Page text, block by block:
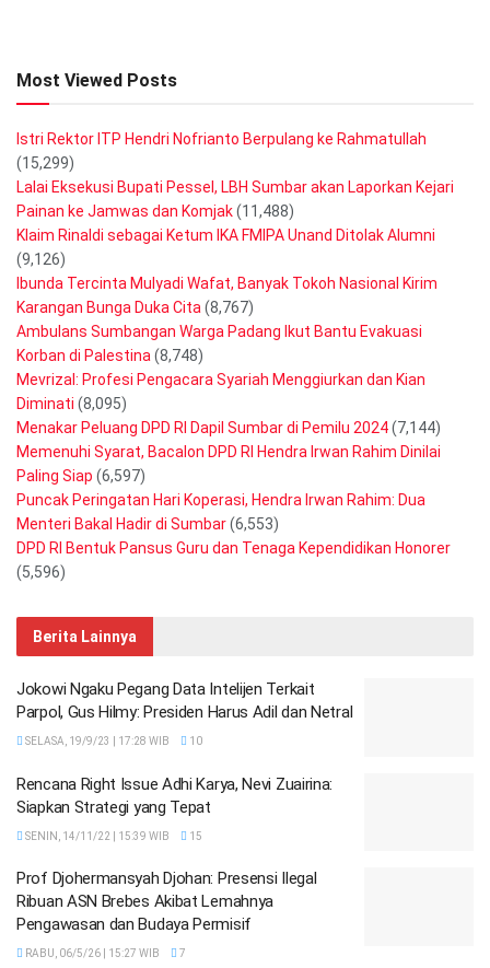
Most Viewed Posts
Istri Rektor ITP Hendri Nofrianto Berpulang ke Rahmatullah
(15,299)
Lalai Eksekusi Bupati Pessel, LBH Sumbar akan Laporkan Kejari
Painan ke Jamwas dan Komjak(11,488)
Klaim Rinaldi sebagai Ketum IKA FMIPA Unand Ditolak Alumni
(9,126)
Ibunda Tercinta Mulyadi Wafat, Banyak Tokoh Nasional Kirim
Karangan Bunga Duka Cita (8,767)
Ambulans Sumbangan Warga Padang Ikut Bantu Evakuasi
Korban di Palestina (8,748)
Mevrizal: Profesi Pengacara Syariah Menggiurkan dan Kian
Diminati (8,095)
Menakar Peluang DPD RI Dapil Sumbar di Pemilu 2024(7,144)
Memenuhi Syarat, Bacalon DPD RI Hendra Irwan Rahim Dinilai
Paling Siap (6,597)
Puncak Peringatan Hari Koperasi, Hendra Irwan Rahim: Dua
Menteri Bakal Hadir di Sumbar(6,553)
DPD RI Bentuk Pansus Guru dan Tenaga Kependidikan Honorer
(5,596)
Berita Lainnya
Jokowi Ngaku Pegang Data Intelijen Terkait
Parpol, Gus Hilmy: Presiden Harus Adil dan Netral
SELASA, 19/9/23 | 17:28 WIB 10
Rencana Right Issue Adhi Karya, Nevi Zuairina:
Siapkan Strategi yang Tepat
SENIN, 14/11/22 | 15:39 WIB 15
Prof Djohermansyah Djohan: Presensi Ilegal
Ribuan ASN Brebes Akibat Lemahnya
Pengawasan dan Budaya Permisif
RABU, 06/5/26 | 15:27 WIB 7